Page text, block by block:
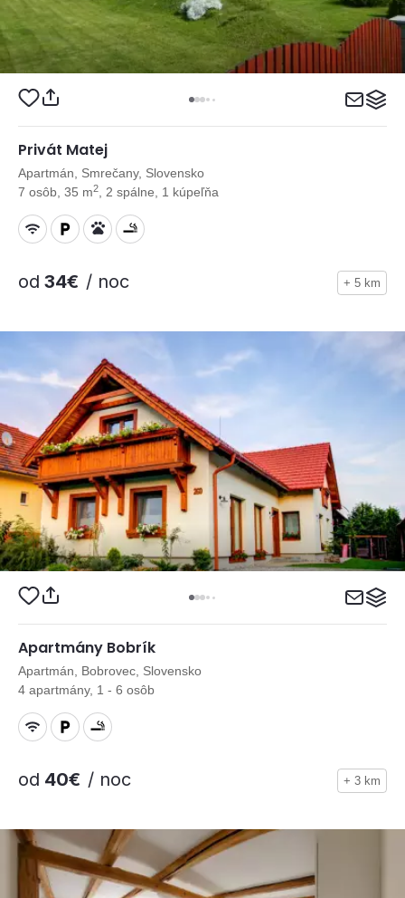
Privát Matej
Apartmán, Smrečany, Slovensko
7 osôb, 35 m2 , 2 spálne, 1 kúpeľňa
od 34€ / noc + 5 km
Apartmány Bobrík
Apartmán, Bobrovec, Slovensko
4 apartmány, 1 - 6 osôb
od 40€ / noc + 3 km